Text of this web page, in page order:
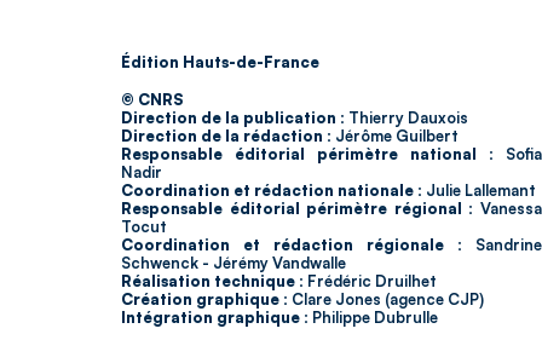
Édition Hauts-de-France
© CNRS
Direction de la publication : Thierry Dauxois
Direction de la rédaction : Jérôme Guilbert
Responsable éditorial périmètre national : Sofia
Nadir
Coordination et rédaction nationale : Julie Lallemant
Responsable éditorial périmètre régional : Vanessa
Tocut
Coordination et rédaction régionale : Sandrine
Schwenck - Jérémy Vandwalle
Réalisation technique : Frédéric Druilhet
Création graphique : Clare Jones (agence CJP)
Intégration graphique : Philippe Dubrulle